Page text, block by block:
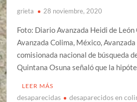
grieta 28 noviembre, 2020
Foto: Diario Avanzada Heidi de
Avanzada Colima, México,
comisionada nacional de búsqueda
Quintana Osuna señaló que la
LEER MÁS
desaparecidas desaparecidos en